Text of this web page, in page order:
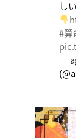
し
#算
—